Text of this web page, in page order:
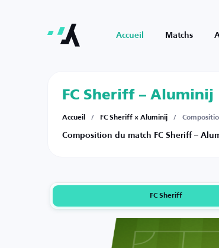
Accueil Matchs
FC Sheriff – Aluminij
Accueil / FC Sheriff × Aluminij /
Composition du match FC Sheriff –
FC Sheriff